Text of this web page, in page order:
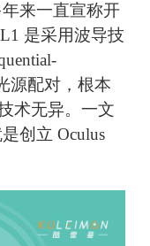
来一直宣称开
是采用波导技
源配对，根本
术无异。一文
创立 Oculus